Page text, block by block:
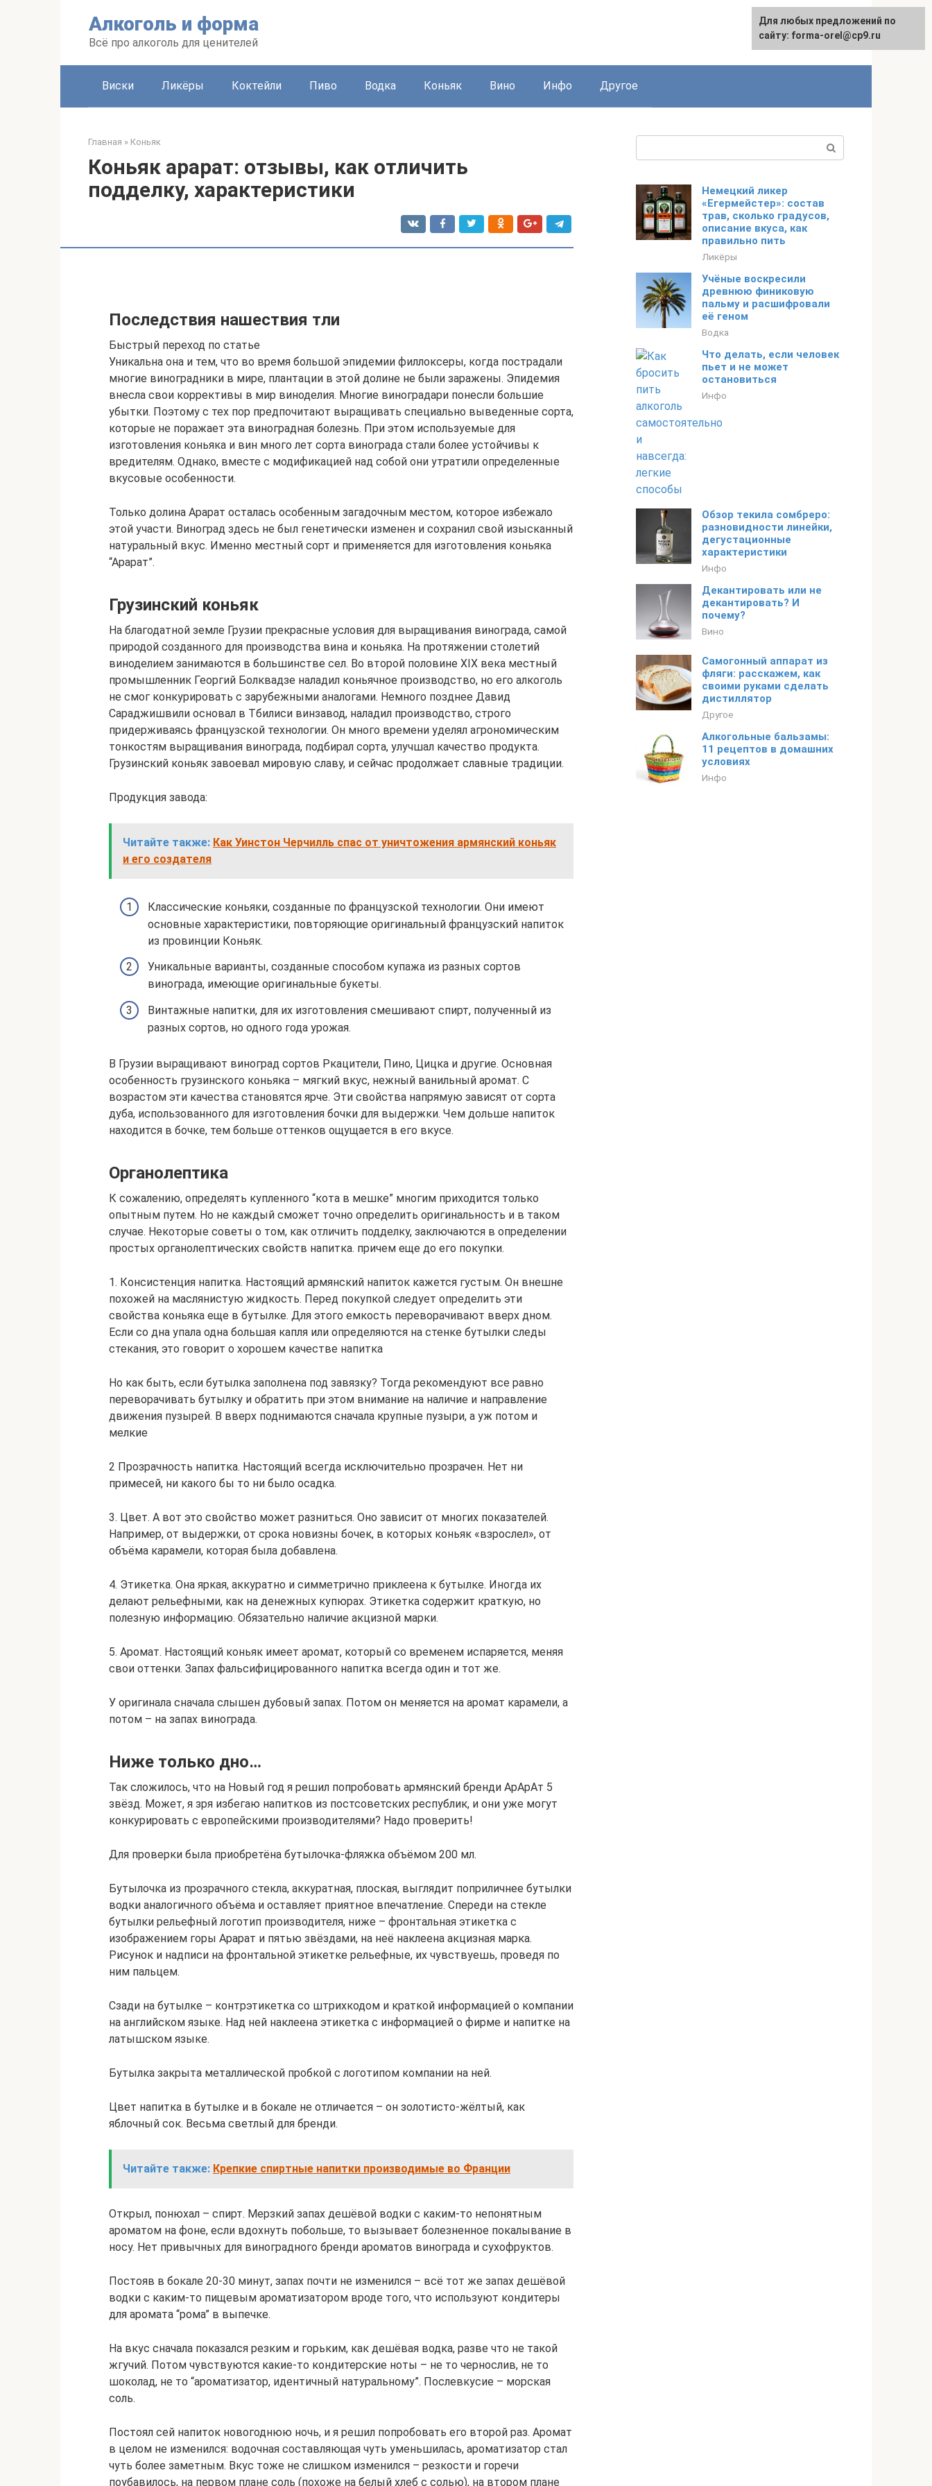
Алкоголь и форма
Всё про алкоголь для ценителей
Виски Ликёры Коктейли Пиво Водка Коньяк Вино Инфо Другое
Главная » Коньяк
Коньяк арарат: отзывы, как отличить
подделку, характеристики
Последствия нашествия тли
Быстрый переход по статье
Уникальна она и тем, что во время большой эпидемии филлоксеры, когда пострадали
многие виноградники в мире, плантации в этой долине не были заражены. Эпидемия
внесла свои коррективы в мир виноделия. Многие виноградари понесли большие
убытки. Поэтому с тех пор предпочитают выращивать специально выведенные сорта,
которые не поражает эта виноградная болезнь. При этом используемые для
изготовления коньяка и вин много лет сорта винограда стали более устойчивы к
вредителям. Однако, вместе с модификацией над собой они утратили определенные
вкусовые особенности.
Только долина Арарат осталась особенным загадочным местом, которое избежало
этой участи. Виноград здесь не был генетически изменен и сохранил свой изысканный
натуральный вкус. Именно местный сорт и применяется для изготовления коньяка
“Арарат”.
Грузинский коньяк
На благодатной земле Грузии прекрасные условия для выращивания винограда, самой
природой созданного для производства вина и коньяка. На протяжении столетий
виноделием занимаются в большинстве сел. Во второй половине XIX века местный
промышленник Георгий Болквадзе наладил коньячное производство, но его алкоголь
не смог конкурировать с зарубежными аналогами. Немного позднее Давид
Сараджишвили основал в Тбилиси винзавод, наладил производство, строго
придерживаясь французской технологии. Он много времени уделял агрономическим
тонкостям выращивания винограда, подбирал сорта, улучшал качество продукта.
Грузинский коньяк завоевал мировую славу, и сейчас продолжает славные традиции.
Продукция завода:
Читайте также: Как Уинстон Черчилль спас от уничтожения армянский коньяк
и его создателя
Классические коньяки, созданные по французской технологии. Они имеют
основные характеристики, повторяющие оригинальный французский напиток
из провинции Коньяк.
Уникальные варианты, созданные способом купажа из разных сортов
винограда, имеющие оригинальные букеты.
Винтажные напитки, для их изготовления смешивают спирт, полученный из
разных сортов, но одного года урожая.
В Грузии выращивают виноград сортов Ркацители, Пино, Цицка и другие. Основная
особенность грузинского коньяка – мягкий вкус, нежный ванильный аромат. С
возрастом эти качества становятся ярче. Эти свойства напрямую зависят от сорта
дуба, использованного для изготовления бочки для выдержки. Чем дольше напиток
находится в бочке, тем больше оттенков ощущается в его вкусе.
Органолептика
К сожалению, определять купленного “кота в мешке” многим приходится только
опытным путем. Но не каждый сможет точно определить оригинальность и в таком
случае. Некоторые советы о том, как отличить подделку, заключаются в определении
простых органолептических свойств напитка. причем еще до его покупки.
1. Консистенция напитка. Настоящий армянский напиток кажется густым. Он внешне
похожей на маслянистую жидкость. Перед покупкой следует определить эти
свойства коньяка еще в бутылке. Для этого емкость переворачивают вверх дном.
Если со дна упала одна большая капля или определяются на стенке бутылки следы
стекания, это говорит о хорошем качестве напитка
Но как быть, если бутылка заполнена под завязку? Тогда рекомендуют все равно
переворачивать бутылку и обратить при этом внимание на наличие и направление
движения пузырей. В вверх поднимаются сначала крупные пузыри, а уж потом и
мелкие
2 Прозрачность напитка. Настоящий всегда исключительно прозрачен. Нет ни
примесей, ни какого бы то ни было осадка.
3. Цвет. А вот это свойство может разниться. Оно зависит от многих показателей.
Например, от выдержки, от срока новизны бочек, в которых коньяк «взрослел», от
объёма карамели, которая была добавлена.
4. Этикетка. Она яркая, аккуратно и симметрично приклеена к бутылке. Иногда их
делают рельефными, как на денежных купюрах. Этикетка содержит краткую, но
полезную информацию. Обязательно наличие акцизной марки.
5. Аромат. Настоящий коньяк имеет аромат, который со временем испаряется, меняя
свои оттенки. Запах фальсифицированного напитка всегда один и тот же.
У оригинала сначала слышен дубовый запах. Потом он меняется на аромат карамели, а
потом – на запах винограда.
Ниже только дно…
Так сложилось, что на Новый год я решил попробовать армянский бренди АрАрАт 5
звёзд. Может, я зря избегаю напитков из постсоветских республик, и они уже могут
конкурировать с европейскими производителями? Надо проверить!
Для проверки была приобретёна бутылочка-фляжка объёмом 200 мл.
Бутылочка из прозрачного стекла, аккуратная, плоская, выглядит поприличнее бутылки
водки аналогичного объёма и оставляет приятное впечатление. Спереди на стекле
бутылки рельефный логотип производителя, ниже – фронтальная этикетка с
изображением горы Арарат и пятью звёздами, на неё наклеена акцизная марка.
Рисунок и надписи на фронтальной этикетке рельефные, их чувствуешь, проведя по
ним пальцем.
Сзади на бутылке – контрэтикетка со штрихкодом и краткой информацией о компании
на английском языке. Над ней наклеена этикетка с информацией о фирме и напитке на
латышском языке.
Бутылка закрыта металлической пробкой с логотипом компании на ней.
Цвет напитка в бутылке и в бокале не отличается – он золотисто-жёлтый, как
яблочный сок. Весьма светлый для бренди.
Читайте также: Крепкие спиртные напитки производимые во Франции
Открыл, понюхал – спирт. Мерзкий запах дешёвой водки с каким-то непонятным
ароматом на фоне, если вдохнуть побольше, то вызывает болезненное покалывание в
носу. Нет привычных для виноградного бренди ароматов винограда и сухофруктов.
Постояв в бокале 20-30 минут, запах почти не изменился – всё тот же запах дешёвой
водки с каким-то пищевым ароматизатором вроде того, что используют кондитеры
для аромата “рома” в выпечке.
На вкус сначала показался резким и горьким, как дешёвая водка, разве что не такой
жгучий. Потом чувствуются какие-то кондитерские ноты – не то чернослив, не то
шоколад, не то “ароматизатор, идентичный натуральному”. Послевкусие – морская
соль.
Постоял сей напиток новогоднюю ночь, и я решил попробовать его второй раз. Аромат
в целом не изменился: водочная составляющая чуть уменьшилась, ароматизатор стал
чуть более заметным. Вкус тоже не слишком изменился – резкости и горечи
поубавилось, на первом плане соль (похоже на белый хлеб с солью), на втором плане
Немецкий ликер
«Егермейстер»: состав
трав, сколько градусов,
описание вкуса, как
правильно пить
Ликёры
Учёные воскресили
древнюю финиковую
пальму и расшифровали
её геном
Водка
Что делать, если человек
пьет и не может
остановиться
Инфо
Обзор текила сомбреро:
разновидности линейки,
дегустационные
характеристики
Инфо
Декантировать или не
декантировать? И
почему?
Вино
Самогонный аппарат из
фляги: расскажем, как
своими руками сделать
дистиллятор
Другое
Алкогольные бальзамы:
11 рецептов в домашних
условиях
Инфо
Для любых предложений по
сайту: forma-orel@cp9.ru